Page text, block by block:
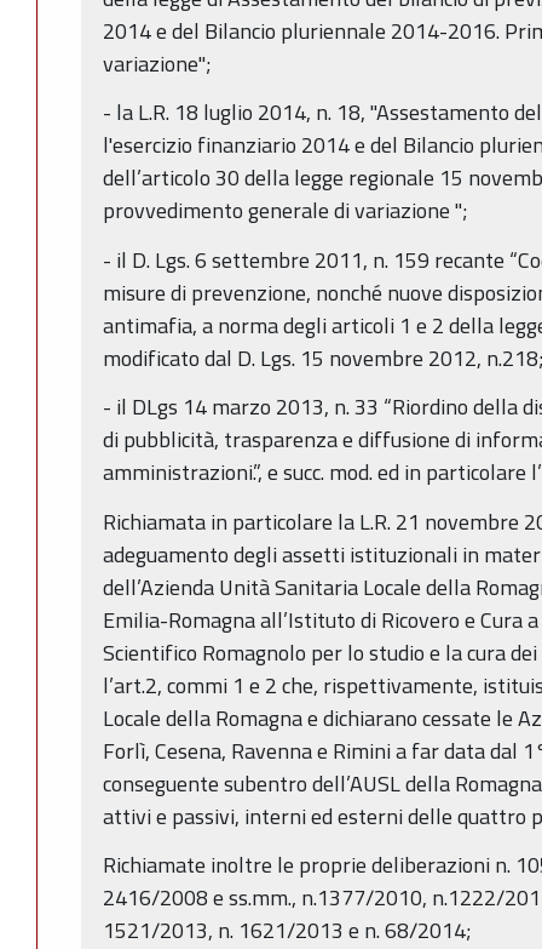
2014 e del Bilancio pluriennale 2014-2016.
variazione";
- la L.R. 18 luglio 2014, n. 18, "Assestamento
l'esercizio finanziario 2014 e del Bilancio
dell’articolo 30 della legge regionale 15
provvedimento generale di variazione ";
- il D. Lgs. 6 settembre 2011, n. 159 recante
misure di prevenzione, nonché nuove
antimafia, a norma degli articoli 1 e 2 della
modificato dal D. Lgs. 15 novembre 2012,
- il DLgs 14 marzo 2013, n. 33 “Riordino della
di pubblicità, trasparenza e diffusione di
amministrazioni.”, e succ. mod. ed in particolare
Richiamata in particolare la L.R. 21 novembre
adeguamento degli assetti istituzionali in
dell’Azienda Unità Sanitaria Locale della
Emilia-Romagna all’Istituto di Ricovero e Cura
Scientifico Romagnolo per lo studio e la cura
l’art.2, commi 1 e 2 che, rispettivamente,
Locale della Romagna e dichiarano cessate le
Forlì, Cesena, Ravenna e Rimini a far data dal
conseguente subentro dell’AUSL della
attivi e passivi, interni ed esterni delle quattro
Richiamate inoltre le proprie deliberazioni n.
2416/2008 e ss.mm., n.1377/2010, n.1222/
1521/2013, n. 1621/2013 e n. 68/2014;